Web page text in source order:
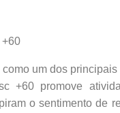
um dos
+60 promove
o sentimento de